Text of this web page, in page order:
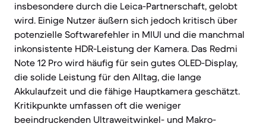
insbesondere durch die Leica-Partnerschaft, gelobt
wird. Einige Nutzer äußern sich jedoch kritisch über
potenzielle Softwarefehler in MIUI und die manchmal
inkonsistente HDR-Leistung der Kamera. Das Redmi
Note 12 Pro wird häufig für sein gutes OLED-Display,
die solide Leistung für den Alltag, die lange
Akkulaufzeit und die fähige Hauptkamera geschätzt.
Kritikpunkte umfassen oft die weniger
beeindruckenden Ultraweitwinkel- und Makro-